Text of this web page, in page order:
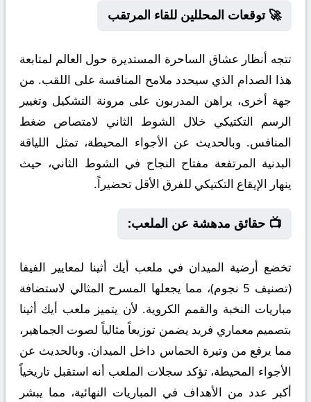
🚀 توقعات المحللين للقاء المرتقب
تتجه أنظار عشاق الساحرة المستديرة حول العالم لمتابعة
هذا الصدام الذي سيحدد ملامح المنافسة على اللقب. من
جهة أخرى، يراهن المدربون على مرونة التشكيل وتغيير
الرسم التكتيكي خلال الشوط الثاني لامتصاص ضغط
المنافس. وبالحديث عن الأجواء المحيطة، تمثل اللياقة
البدنية المرتفعة مفتاح النجاح في الشوط الثاني، حيث
ينهار الإيقاع التكتيكي للفرق الأقل تحضيراً.
📺 حقائق مدهشة عن الملعب:
تخضع أرضية الميدان في ملعب أيك أثينا لمعايير الفيفا
(تصنيف 5 نجوم)، مما يجعلها المسرح المثالي لاستضافة
مباريات النخبة والقمم الكروية. لأن يتميز ملعب أيك أثينا
بتصميم معماري فريد يضمن توزيعاً مثالياً لصوت الجماهير،
مما يرفع من وتيرة الحماس داخل الميدان. وبالحديث عن
الأجواء المحيطة، تؤكد سجلات الملعب أنه استقبل تاريخياً
أكبر عدد من الأهداف في المباريات النهائية، مما يبشر